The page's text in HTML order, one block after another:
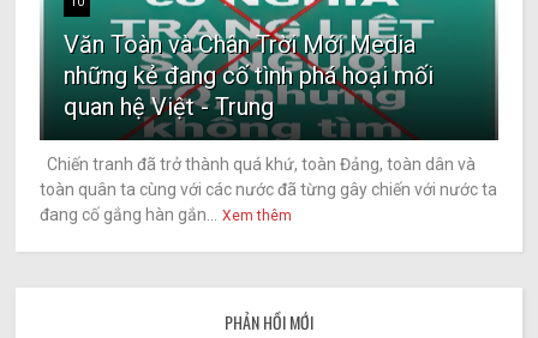
Văn Toàn và Chân Trời Mới Media
những kẻ đang cố tình phá hoại mối
quan hệ Việt - Trung
Chiến tranh đã trở thành quá khứ, toàn Đảng, toàn dân và
toàn quân ta cùng với các nước đã từng gây chiến với nước ta
đang cố gắng hàn gắn...
Xem thêm
PHẢN HỒI MỚI